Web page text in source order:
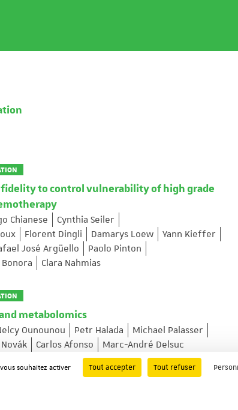
to control vulnerability of high grade
Chianese
Cynthia Seiler
Florent Dingli Damarys Loew
Yann Kieffer
José Argüello
Paolo Pinton
Clara Nahmias
metabolomics
Ounounou Petr Halada
Michael Palasser
Carlos Afonso Marc-André Delsuc
souhaitez activer Tout accepter Tout refuser